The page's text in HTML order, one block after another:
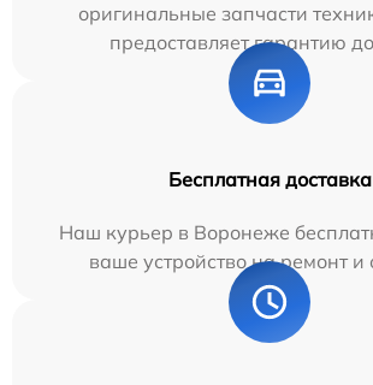
оригинальные запчасти
предоставляет гарантию
Бесплатная доставка
Наш курьер в Воронеже
ваше устройство на ремонт и